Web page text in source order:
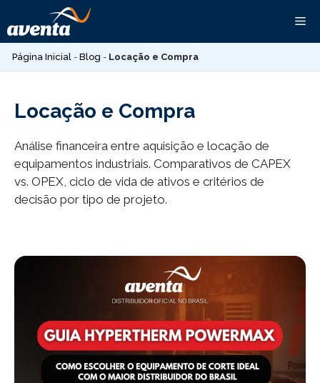
para
o
conteúdo
Página Inicial - Blog - Locação e Compra
Locação e Compra
Análise financeira entre aquisição e locação de
equipamentos industriais. Comparativos de CAPEX
vs. OPEX, ciclo de vida de ativos e critérios de
decisão por tipo de projeto.